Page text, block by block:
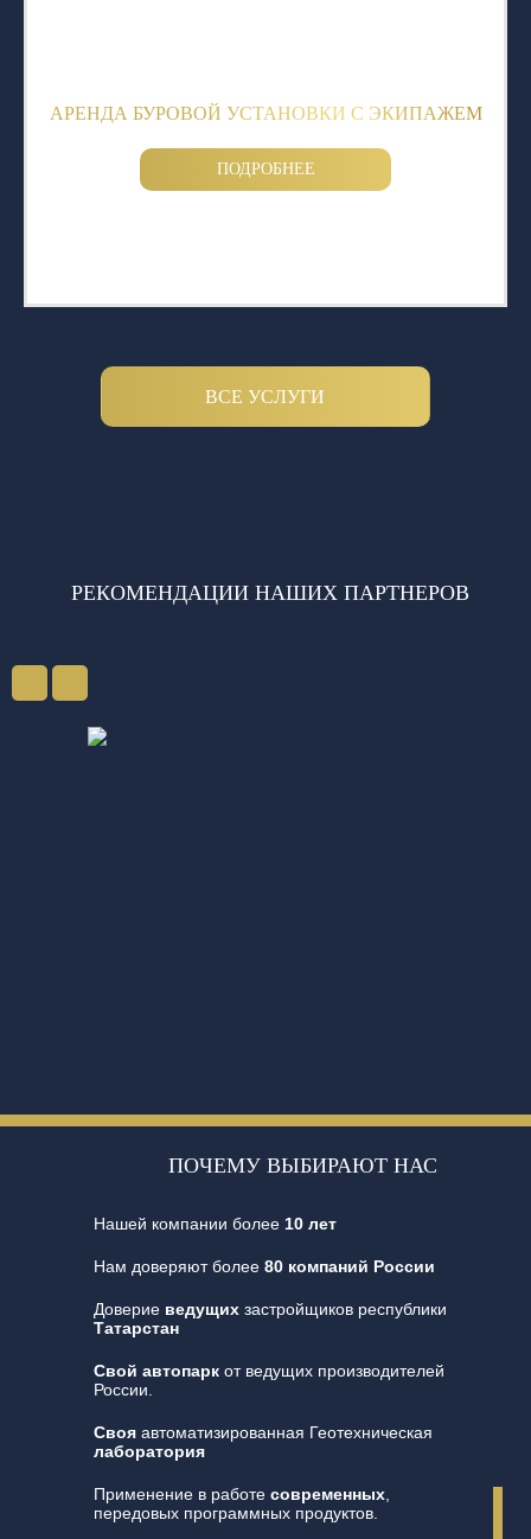
АРЕНДА БУРОВОЙ УСТАНОВКИ С ЭКИПАЖЕМ
ПОДРОБНЕЕ
ВСЕ УСЛУГИ
РЕКОМЕНДАЦИИ НАШИХ ПАРТНЕРОВ
ПОЧЕМУ ВЫБИРАЮТ НАС
Нашей компании более 10 лет
Нам доверяют более 80 компаний России
Доверие ведущихзастройщиков республики
Татарстан
Свой автопаркот ведущих производителей
России.
Свояавтоматизированная Геотехническая
лаборатория
Применение в работе современных,
передовых программных продуктов.